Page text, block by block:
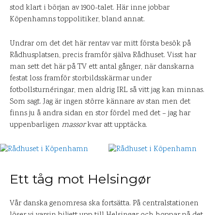
stod klart i början av 1900-talet. Här inne jobbar
Köpenhamns toppolitiker, bland annat.
Undrar om det det här rentav var mitt första besök på
Rådhusplatsen, precis framför själva Rådhuset. Visst har
man sett det här på TV ett antal gånger, när danskarna
festat loss framför storbildsskärmar under
fotbollsturnéringar, men aldrig IRL så vitt jag kan minnas.
Som sagt. Jag är ingen större kännare av stan men det
finns ju å andra sidan en stor fördel med det – jag har
uppenbarligen massorkvar att upptäcka.
Ett tåg mot Helsingør
Vår danska genomresa ska fortsätta. På centralstationen